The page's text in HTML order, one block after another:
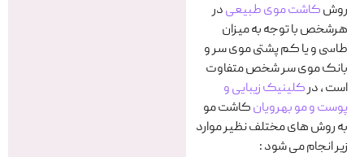
روشکاشت موی طبیعیدر
هرشخص با توجه به میزان
طاسی و یا کم پشتی موی سر و
بانک موی سر شخص متفاوت
است ، درکلینیک زیبایی و
پوست و مو بهرویانکاشت مو
به روش های مختلف نظیر موارد
زیر انجام می شود :